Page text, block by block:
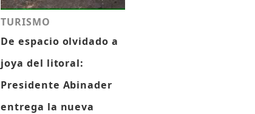
TURISMO
De espacio olvidado a
joya del litoral:
Presidente Abinader
entrega la nueva